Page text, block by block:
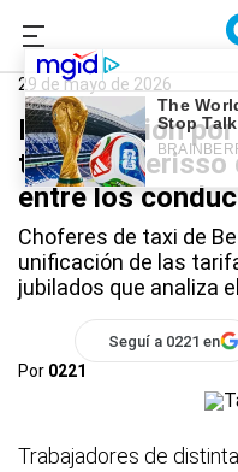
0221.com.ar
29 de mayo de 2026
La discusión
taxis en Berisso
entre los
Choferes de taxi de
unificación de las
jubilados que analiza
Seguí a 0221 en
Por 0221
Trabajadores de